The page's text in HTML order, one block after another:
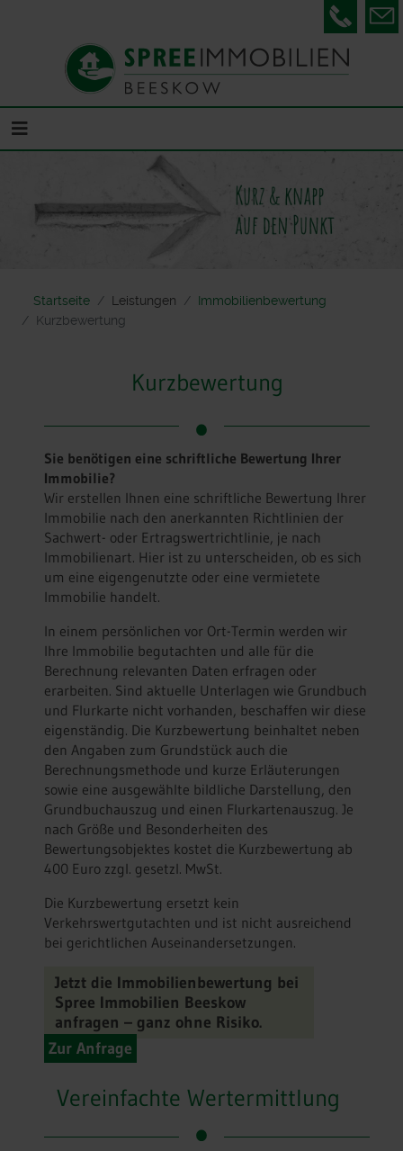
Telefon
Startseite Leistungen
Immobilienbewertung
Kurzbewertung
Kurzbewertung
Sie benötigen eine schriftliche Bewertung Ihrer
Immobilie?
Wir erstellen Ihnen eine schriftliche Bewertung Ihrer
Immobilie nach den anerkannten Richtlinien der
Sachwert- oder Ertragswertrichtlinie, je nach
Immobilienart. Hier ist zu unterscheiden, ob es sich
um eine eigengenutzte oder eine vermietete
Immobilie handelt.
In einem persönlichen vor Ort-Termin werden wir
Ihre Immobilie begutachten und alle für die
Berechnung relevanten Daten erfragen oder
erarbeiten. Sind aktuelle Unterlagen wie Grundbuch
und Flurkarte nicht vorhanden, beschaffen wir diese
eigenständig. Die Kurzbewertung beinhaltet neben
den Angaben zum Grundstück auch die
Berechnungsmethode und kurze Erläuterungen
sowie eine ausgewählte bildliche Darstellung, den
Grundbuchauszug und einen Flurkartenauszug. Je
nach Größe und Besonderheiten des
Bewertungsobjektes kostet die Kurzbewertung ab
400 Euro zzgl. gesetzl. MwSt.
Die Kurzbewertung ersetzt kein
Verkehrswertgutachten und ist nicht ausreichend
bei gerichtlichen Auseinandersetzungen.
Jetzt die Immobilienbewertung bei
Spree Immobilien Beeskow
anfragen – ganz ohne Risiko.
Zur Anfrage
Vereinfachte Wertermittlung